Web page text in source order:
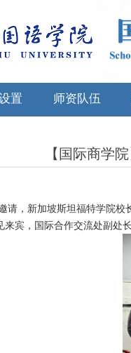
置 师资队伍
【国际商学
请，新加坡斯坦福特学院校
宾，国际合作交流处副处